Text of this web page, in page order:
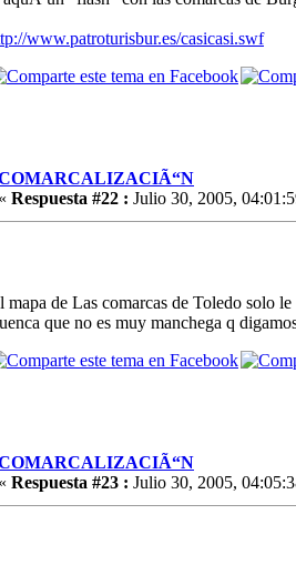
www.patroturisbur.es/casicasi.swf
« Respuesta #22 : Julio 30, 2005,
mapa de Las comarcas de Toledo solo
que no es muy manchega q
« Respuesta #23 : Julio 30, 2005,